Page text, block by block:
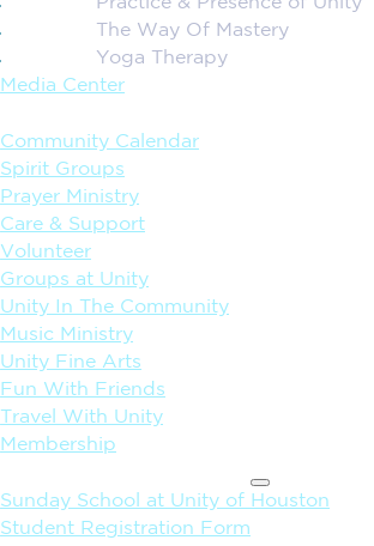
Practice & Presence of Unity
The Way Of Mastery
Yoga Therapy
Media Center
Community Calendar
Spirit Groups
Prayer Ministry
Care & Support
Volunteer
Groups at Unity
Unity In The Community
Music Ministry
Unity Fine Arts
Fun With Friends
Travel With Unity
Membership
Sunday School at Unity of Houston
Student Registration Form